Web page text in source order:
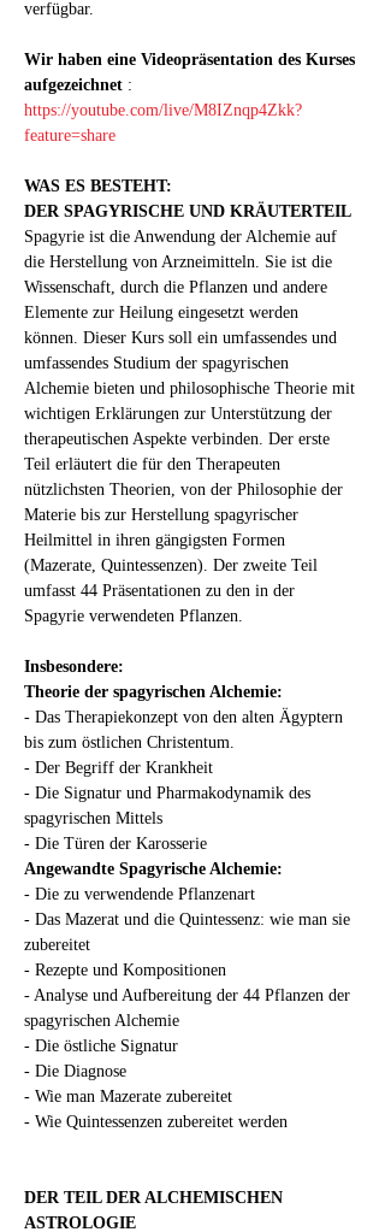
verfügbar.
Wir haben eine Videopräsentation des Kurses
aufgezeichnet :
https://youtube.com/live/M8IZnqp4Zkk?
feature=share
WAS ES BESTEHT:
DER SPAGYRISCHE UND KRÄUTERTEIL
Spagyrie ist die Anwendung der Alchemie auf
die Herstellung von Arzneimitteln. Sie ist die
Wissenschaft, durch die Pflanzen und andere
Elemente zur Heilung eingesetzt werden
können. Dieser Kurs soll ein umfassendes und
umfassendes Studium der spagyrischen
Alchemie bieten und philosophische Theorie mit
wichtigen Erklärungen zur Unterstützung der
therapeutischen Aspekte verbinden. Der erste
Teil erläutert die für den Therapeuten
nützlichsten Theorien, von der Philosophie der
Materie bis zur Herstellung spagyrischer
Heilmittel in ihren gängigsten Formen
(Mazerate, Quintessenzen). Der zweite Teil
umfasst 44 Präsentationen zu den in der
Spagyrie verwendeten Pflanzen.
Insbesondere:
Theorie der spagyrischen Alchemie:
- Das Therapiekonzept von den alten Ägyptern
bis zum östlichen Christentum.
- Der Begriff der Krankheit
- Die Signatur und Pharmakodynamik des
spagyrischen Mittels
- Die Türen der Karosserie
Angewandte Spagyrische Alchemie:
- Die zu verwendende Pflanzenart
- Das Mazerat und die Quintessenz: wie man sie
zubereitet
- Rezepte und Kompositionen
- Analyse und Aufbereitung der 44 Pflanzen der
spagyrischen Alchemie
- Die östliche Signatur
- Die Diagnose
- Wie man Mazerate zubereitet
- Wie Quintessenzen zubereitet werden
DER TEIL DER ALCHEMISCHEN
ASTROLOGIE